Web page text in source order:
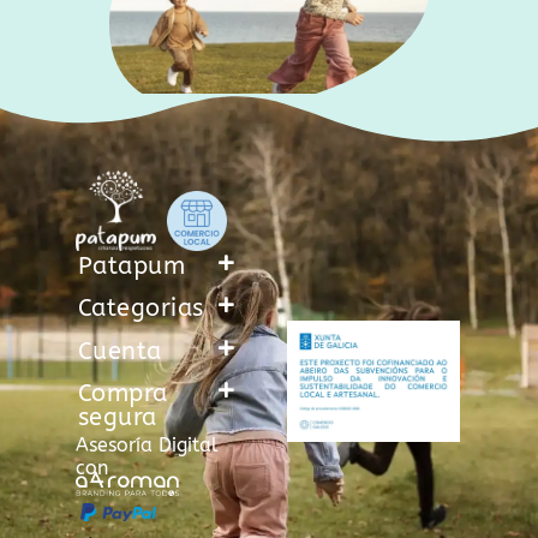
Patapum
Categorias
Cuenta
Compra
segura
Asesoría Digital
con